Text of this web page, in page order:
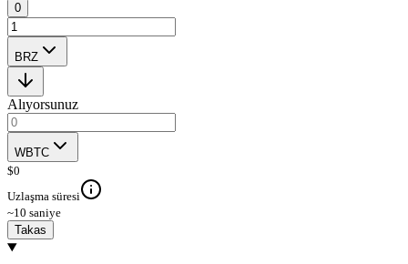
0
BRZ
Alıyorsunuz
WBTC
$0
Uzlaşma süresi
~10 saniye
Takas